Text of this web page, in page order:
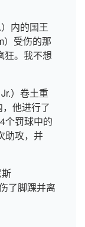
内的国王
）受伤的那
狂。我不想
）卷土重
他进行了
个罚球中的
助攻，并
了脚踝并离